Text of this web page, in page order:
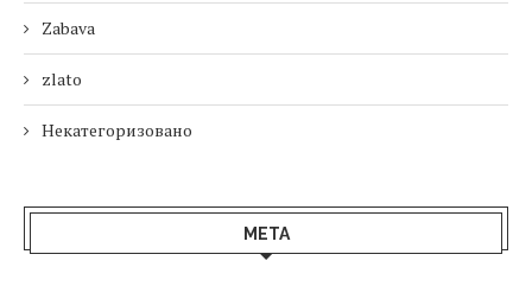
Zabava
zlato
Некатегоризовано
МЕТА